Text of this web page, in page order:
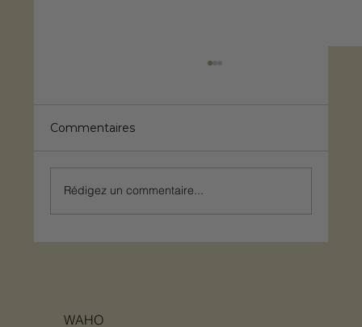
Commentaires
Rédigez un commentaire...
WAHO